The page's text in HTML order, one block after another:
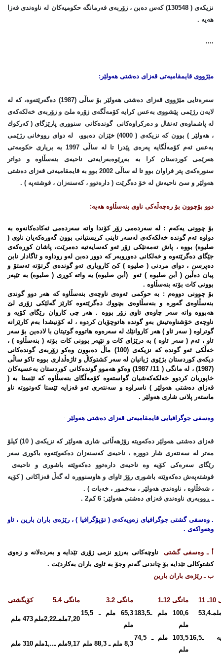
نزیكەی ( 130548) كەس دەبن ، زۆربەی فەرمانگە حكومیەكان لە ناوەندی قەزا
هەیە .
....
مێژووی قایمقامیەتی قەزای دەشتی هەولێر :
سەرەتایی مێژووی قەزای دەشتی هەولێر بۆ ساڵی (1987) دەگەرێتەوە، كە لە
لایەن رژێمی پێشووی بەعس كرایە كۆمەڵگەی زۆرە ملێ‌ و زۆربەی خەلكەكەی
لە پاشماوەی ئەنفال و دەركراوەكانی گوندەكانی سنووری پارێزگای ( كەركوك
، هەولێر ) بوون كە نزیكەی ( 4000) خێزان دەبوو، لە دوای رووخانی رژێمی
بەعس ئەم كۆمەڵگایە پەرەی پێدرا تا لە ساڵی 1997 بە بریاری حكومەتی
هەرێمی كوردستان كرا بە بەڕێوەبەرایەتی ناحیەی بنەسڵاوە و دواتر
سنورەكەی پتر فراوان بوو تا لە ساڵی 2002 بوو بە قایمقامیەتی قەزای دەشتی
هەولێر و سێ‌ ناحیەش لە خۆ دەگرێت ( دارەتوو ، كەسنەزان ، قوشتەپە ) .
دوو بۆچوون بۆ رەچەڵەكی ناوی بنەسڵاوە هەیە:
بۆ چوونی یەكەم : لە سەردەمی زۆر كۆندا واتە سەردەمی ئەكادەكانەوە بە
دواوە ئەم گوندە خەلكەكەی لەسەر ئاینی كریستیانی بوون گەورەكەیان ناوی (
صلیوە) بووە ، پاش تەمەنێكی زۆر ئەو كەسایەتیە دەمرێت، پاشان كوڕەكەی
جێگای دەگرێتەوە و خەلكانی دەوروبەر كە دوور دەبن لەو روداوە و ئاگادار نابن
دەپرسن ، دوای مردنی ( صلیوە ) كێ‌ كاروباری ئەو گوندەی گرتۆتە ئەستۆ و
پیان دەڵین ( أبن صلیوە ) ئەو (أبن صلیوە) یە واتە كوڕی ( صلیوە) بە تێپەر
بوونی كات بۆتە بنەسڵاوە .
بۆ چوونی دووەم : بە حوكمی ئەوەی ناوچەی بنەسڵاوە كە هەر دوو گوندی
بنەسڵاوەی گەورە و بنەسڵاوەی بچووك دەگرێتەوە كارێز گەلێكی زۆری لێ‌
هەبووە واتە سەر چاوەی ئاوی زۆر بووە . هەر چی كاروان رێگای كۆیە و
ناوچەی خۆشناوەتیش بەو گوندە هاتوچۆیان كردوە ، لە كۆنیشدا بەم كارێزانە
گوتراوە ( سەر ئاو ) هەر كاروانێك لە سەرەوە هاتووە گوتیتان با لادەین بۆ سەر
ئاو ، ئەم ( سەر ئاوە ) بە درێژای كات و تێپەر بوونی كات بۆتە ( بنەسڵاوە ) ،
خەڵكی ئەو گوندە كە نزیكەی (100) ماڵ دەبوون وەكو زۆربەی گوندەكانی
دیكەی كوردستان بژێوی ژیانیان لە سەر كشتوكاڵ و ئاژەڵداری بووە تاكو ساڵی
(1987) ، لە مانگی ( 11/ 1987) وەكو هەموو گوندەكانی كوردستان بەعسیەكان
خاپوریان كردوو خەلكەكەشیان گواستەوە كۆمەڵگای بنەسڵاوە كە ئێستا بە (
قەزای دەشتی هەولێر ) ناسراوە و سەنتەری ئەو قەزایە ئێستا كەوتووتە ناو
ماستەر پلانی شاری هەولێر .
وەسفی جوگرافیایی قایمقامیەتی قەزای دەشتی هەولێر :
قەزای دەشتی هەولێر دەكەویتە رۆژهەڵاتی شاری هەولێر كە نزیكەی ( 10) كیلۆ
مەتر لە سەنتەری شار دوورە ، ناحیەی كەسنەزان دەكەوێتەوە باكوری سەر
رێگای سەرەكی كۆیە وە ناحیەی دارەتوو دەكەوێتە باشوری و ناحیەی
قوشتەپەش دەكەوێتە باشوری رۆژ ئاوای و هاوسنوورە لە گەڵ قەزاكانی ( كۆیە
، شەقڵاوە ، ناوەندی هەولێر ، مەخمور ، خەبات ) .
ـ ڕووبەری ناوەندی قەزای دەشتی هەولێر: 6 كم2 .
. وەسفی گشتی جوگرافیای زەویەكەی ( تۆپۆگرافیا ) ، رێژەی باران بارین ، ئاو
وهەواكەی .
أ ـ وەسفی گشتی ناوچەكانی بەرزو نزمی زۆری تێدایە و بەردەلانە و زەوی
كشتوكالی تێدایە بۆ چاندنی گەنم وجۆ بە ئاوی باران بەكاردێت .
ب ـ رێژەی باران بارین
مانگی 12ـ1 مانگی 2ـ3 مانگی 4ـ5
كۆیگشتی
11,8ملمـ53,4
100,6 ملم ـ183,5
ملم
65,3 ملم ـ 15,5
ملم
7,20ملمـ2,22ملم 473 ملم
نەباریە ـ16,5
103,5 ملم ـ 74,5
ملم
8,3 ملم ـ 88,3 ملم 9,17ملم ـ..,1ملم 310 ملم